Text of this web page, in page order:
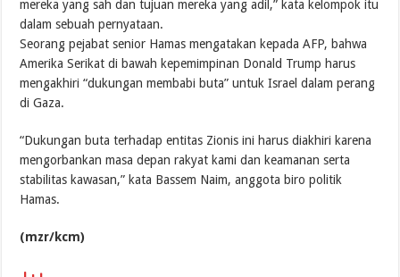
mereka yang sah dan tujuan mereka yang adil,” kata kelompok itu
dalam sebuah pernyataan.
Seorang pejabat senior Hamas mengatakan kepada AFP, bahwa
Amerika Serikat di bawah kepemimpinan Donald Trump harus
mengakhiri “dukungan membabi buta” untuk Israel dalam perang
di Gaza.
“Dukungan buta terhadap entitas Zionis ini harus diakhiri karena
mengorbankan masa depan rakyat kami dan keamanan serta
stabilitas kawasan,” kata Bassem Naim, anggota biro politik
Hamas.
(mzr/kcm)